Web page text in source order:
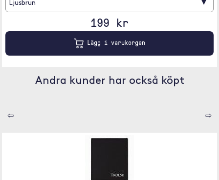
Ljusbrun ▾
199 kr
Lägg i varukorgen
Andra kunder har också köpt
⇦ ⇨